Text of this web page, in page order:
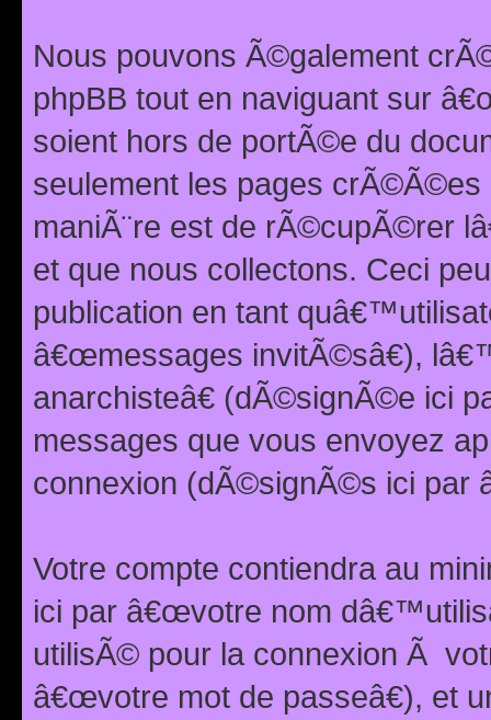
Nous pouvons Ã©galement
phpBB tout en naviguant sur
soient hors de portÃ©e du
seulement les pages
maniÃ¨re est de rÃ©cupÃ©rer
et que nous collectons. Ceci
publication en tant
â€œmessages invitÃ©sâ€),
anarchisteâ€ (dÃ©signÃ©e ici
messages que vous envoyez
connexion (dÃ©signÃ©s ici par
Votre compte contiendra au
ici par â€œvotre nom
utilisÃ© pour la connexion Ã
â€œvotre mot de passeâ€), et